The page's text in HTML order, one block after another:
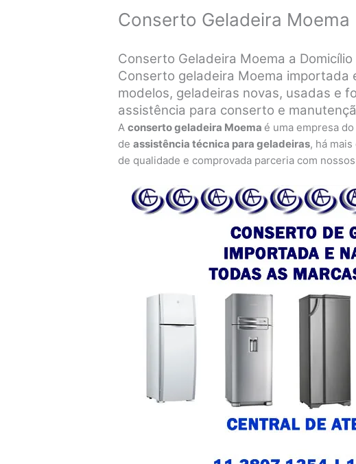
Conserto Geladeira Moema
Conserto Geladeira Moema a Domicílio
Conserto geladeira Moema importada
modelos, geladeiras novas, usadas e
assistência para conserto e
Aconserto geladeira Moema é uma empresa
deassistência técnica para geladeiras, há
de qualidade e comprovada parceria com